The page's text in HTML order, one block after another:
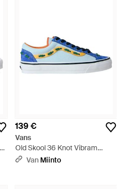
139 €
Vans
Old Skool 36 Knot Vibram
Sneakers - Blauw
Van Miinto